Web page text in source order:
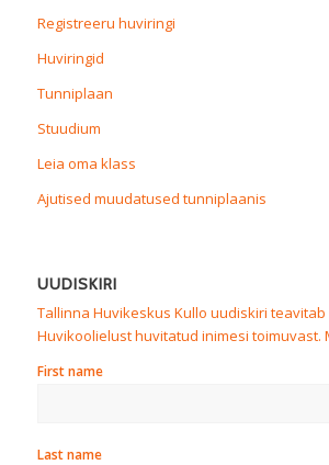
Registreeru huviringi
Huviringid
Tunniplaan
Stuudium
Leia oma klass
Ajutised muudatused tunniplaanis
UUDISKIRI
Tallinna Huvikeskus Kullo uudiskiri teavitab
Huvikoolielust huvitatud inimesi toimuvast.
First name
Last name